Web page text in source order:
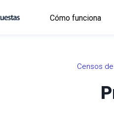
Cómo funciona
Censos